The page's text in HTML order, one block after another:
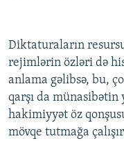
Diktaturaların
rejimlərin özləri də
anlama gəlibsə, bu,
qarşı da münasibətin
hakimiyyət öz
mövqe tutmağa